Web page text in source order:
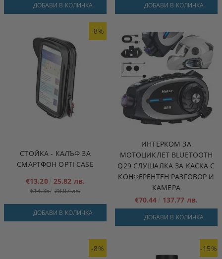
ДОБАВИ В КОЛИЧКА ДОБАВИ В КОЛИЧКА
-8%
СТОЙКА - КАЛЪФ ЗА
СМАРТФОН OPTI CASE
€13.20 25.82 лв.
€14.35 28.07 лв.
ДОБАВИ В КОЛИЧКА
ИНТЕРКОМ ЗА
МОТОЦИКЛЕТ BLUETOOTH
Q29 СЛУШАЛКА ЗА КАСКА С
КОНФЕРЕНТЕН РАЗГОВОР И
КАМЕРА
€70.44
137.77 лв.
ДОБАВИ В КОЛИЧКА
-8% -15%